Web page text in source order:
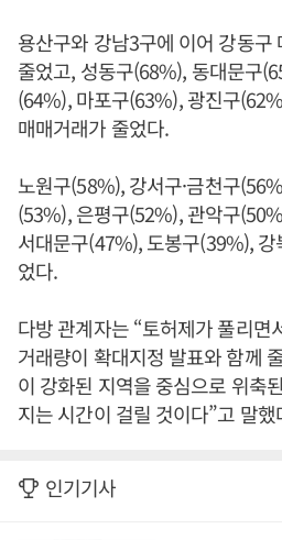
용산구와 강남3구에 이어 강동
줄었고, 성동구(68%), 동대문구
(64%), 마포구(63%), 광진구
매매거래가 줄었다.
노원구(58%), 강서구·금천구
(53%), 은평구(52%), 관악구
서대문구(47%), 도봉구(39%),
었다.
다방 관계자는 “토허제가 풀리면
거래량이 확대지정 발표와 함께
이 강화된 지역을 중심으로 위축
지는 시간이 걸릴 것이다”고 말
인기기사